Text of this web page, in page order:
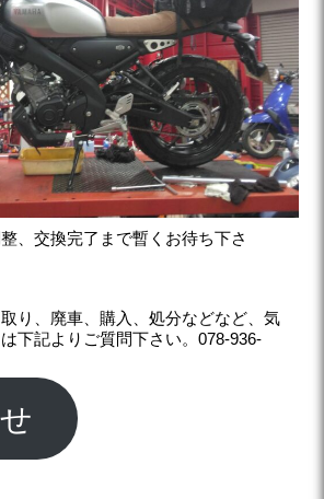
、交換完了まで暫くお待ち下さ
り、廃車、購入、処分などなど、気
下記よりご質問下さい。078-936-